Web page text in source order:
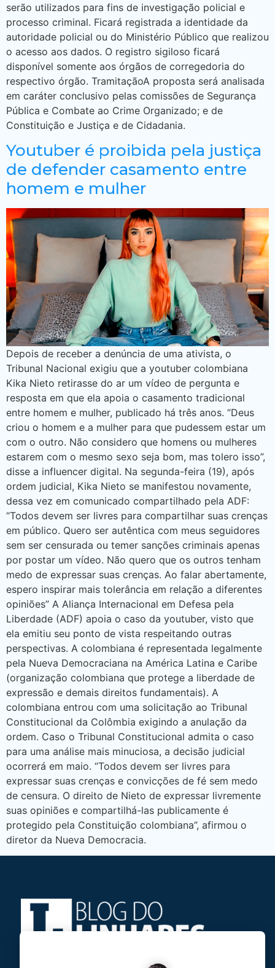
serão utilizados para fins de investigação policial e
processo criminal. Ficará registrada a identidade da
autoridade policial ou do Ministério Público que realizou
o acesso aos dados. O registro sigiloso ficará
disponível somente aos órgãos de corregedoria do
respectivo órgão. TramitaçãoA proposta será analisada
em caráter conclusivo pelas comissões de Segurança
Pública e Combate ao Crime Organizado; e de
Constituição e Justiça e de Cidadania.
Youtuber é proibida pela justiça
de defender casamento entre
homem e mulher
Depois de receber a denúncia de uma ativista, o
Tribunal Nacional exigiu que a youtuber colombiana
Kika Nieto retirasse do ar um vídeo de pergunta e
resposta em que ela apoia o casamento tradicional
entre homem e mulher, publicado há três anos. “Deus
criou o homem e a mulher para que pudessem estar um
com o outro. Não considero que homens ou mulheres
estarem com o mesmo sexo seja bom, mas tolero isso”,
disse a influencer digital. Na segunda-feira (19), após
ordem judicial, Kika Nieto se manifestou novamente,
dessa vez em comunicado compartilhado pela ADF:
“Todos devem ser livres para compartilhar suas crenças
em público. Quero ser autêntica com meus seguidores
sem ser censurada ou temer sanções criminais apenas
por postar um vídeo. Não quero que os outros tenham
medo de expressar suas crenças. Ao falar abertamente,
espero inspirar mais tolerância em relação a diferentes
opiniões” A Aliança Internacional em Defesa pela
Liberdade (ADF) apoia o caso da youtuber, visto que
ela emitiu seu ponto de vista respeitando outras
perspectivas. A colombiana é representada legalmente
pela Nueva Democraciana na América Latina e Caribe
(organização colombiana que protege a liberdade de
expressão e demais direitos fundamentais). A
colombiana entrou com uma solicitação ao Tribunal
Constitucional da Colômbia exigindo a anulação da
ordem. Caso o Tribunal Constitucional admita o caso
para uma análise mais minuciosa, a decisão judicial
ocorrerá em maio. “Todos devem ser livres para
expressar suas crenças e convicções de fé sem medo
de censura. O direito de Nieto de expressar livremente
suas opiniões e compartilhá-las publicamente é
protegido pela Constituição colombiana”, afirmou o
diretor da Nueva Democracia.